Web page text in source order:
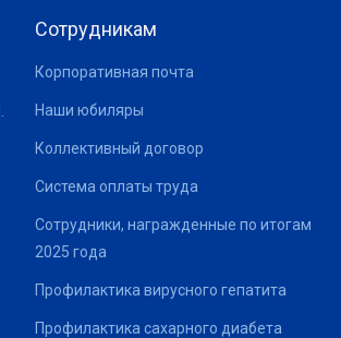
Сотрудникам
Корпоративная почта
Наши юбиляры
Коллективный договор
Система оплаты труда
Сотрудники, награжденные по итогам
2025 года
Профилактика вирусного гепатита
Профилактика сахарного диабета